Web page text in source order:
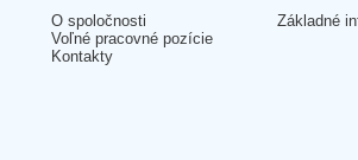
O spoločnosti
Voľné pracovné pozície
Kontakty
Základné